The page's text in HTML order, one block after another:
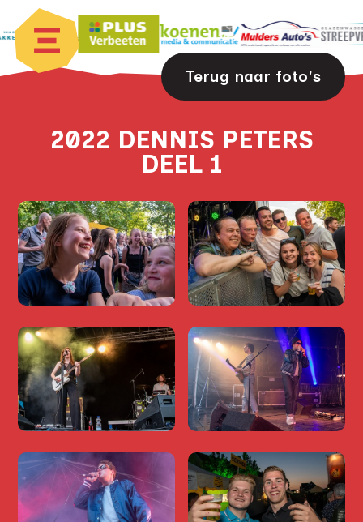
Terug naar foto's
2022 DENNIS PETERS
DEEL 1